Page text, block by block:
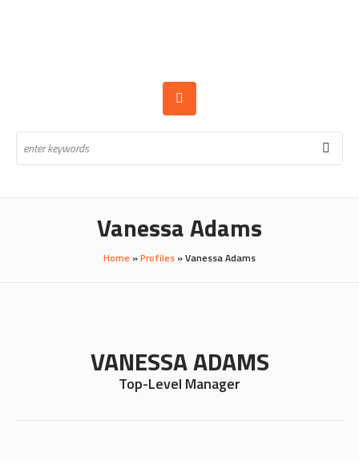
Vanessa Adams
Home »Profiles »Vanessa Adams
VANESSA ADAMS
Top-Level Manager